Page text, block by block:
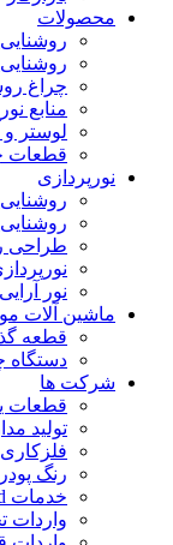
محصولات
چراغ
منابع
لوستر و
قطعات
نورپردازی
طراحی
نور
ماشین آلات
قطعه
دستگاه
شرکت ها
قطعات
تولید
فلزکاری
رنگ
خدمات smd
واردات